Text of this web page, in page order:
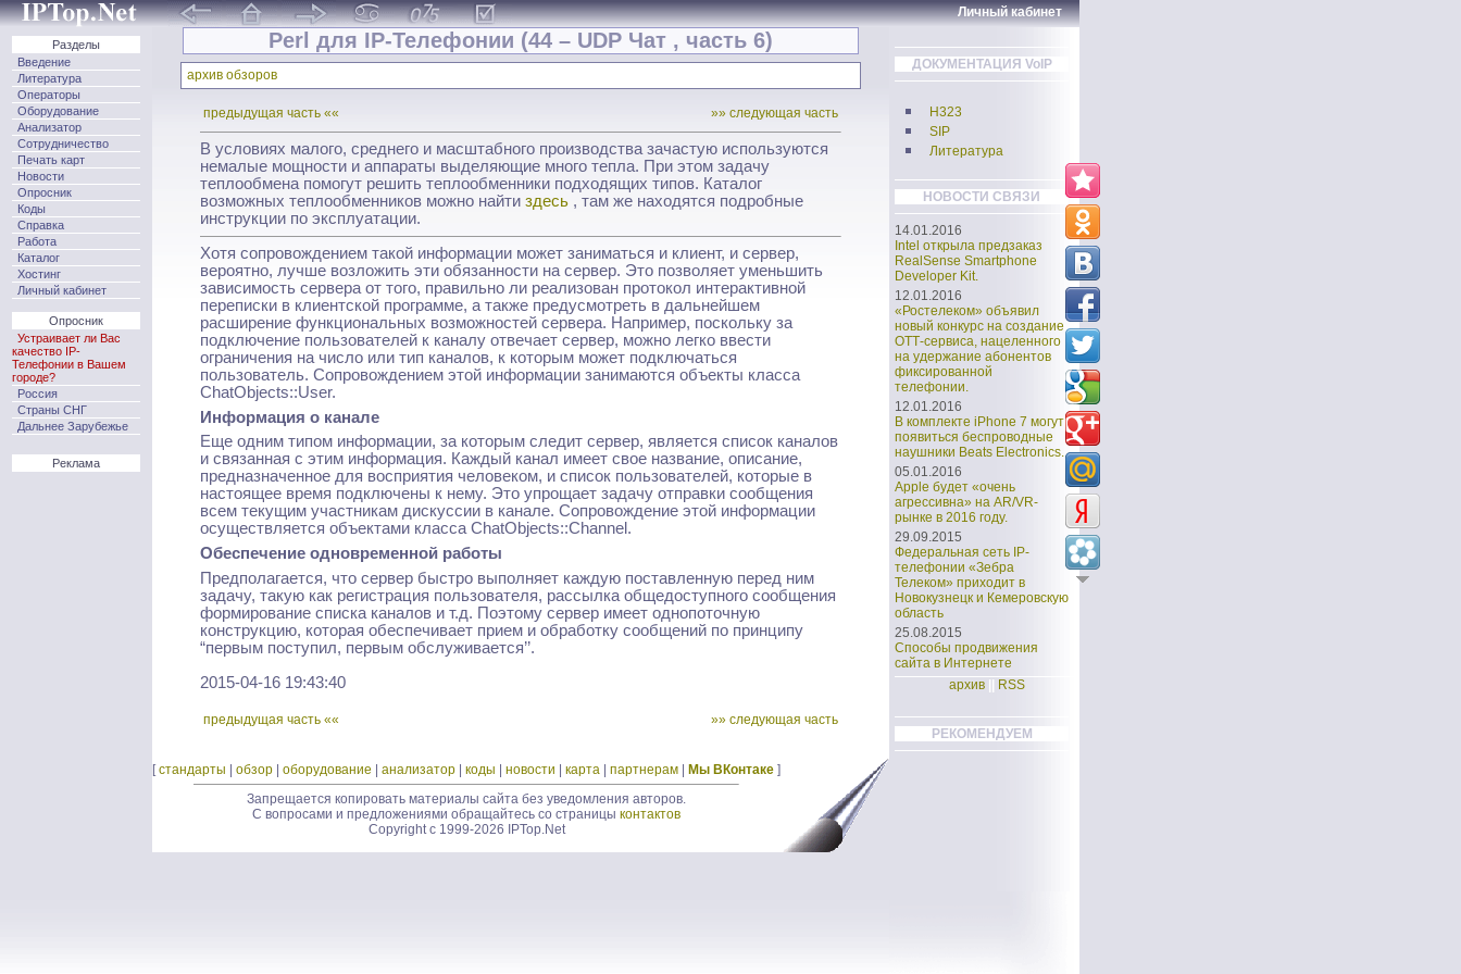
Личный кабинет
Разделы
Введение
Литература
Операторы
Оборудование
Анализатор
Сотрудничество
Печать карт
Новости
Опросник
Коды
Справка
Работа
Каталог
Хостинг
Личный кабинет
Опросник
Устраивает ли Вас
качество IP-
Телефонии в Вашем
городе?
Россия
Страны СНГ
Дальнее Зарубежье
Реклама
Perl для IP-Телефонии (44 – UDP Чат , часть 6)
архив обзоров
предыдущая часть «« »» следующая часть
В условиях малого, среднего и масштабного производства зачастую используются
немалые мощности и аппараты выделяющие много тепла. При этом задачу
теплообмена помогут решить теплообменники подходящих типов. Каталог
возможных теплообменников можно найти здесь , там же находятся подробные
инструкции по эксплуатации.
Хотя сопровождением такой информации может заниматься и клиент, и сервер,
вероятно, лучше возложить эти обязанности на сервер. Это позволяет уменьшить
зависимость сервера от того, правильно ли реализован протокол интерактивной
переписки в кли­ентской программе, а также предусмотреть в дальнейшем
расширение функциональ­ных возможностей сервера. Например, поскольку за
подключение пользователей к каналу отвечает сервер, можно легко ввести
ограничения на число или тип каналов, к которым может подключаться
пользователь. Сопровождением этой информации занимаются объекты класса
ChatObjects::User.
Информация о канале
Еще одним типом информации, за которым следит сервер, является список каналов
и связанная с этим информация. Каждый канал имеет свое название, описание,
предназначенное для восприятия человеком, и список пользователей, которые в
настоящее время подключены к нему. Это упрощает задачу отправки сообщения
всем текущим участникам дискуссии в канале. Сопровождение этой информации
осуществляется объектами класса ChatObjects::Channel.
Обеспечение одновременной работы
Предполагается, что сервер быстро выполняет каждую поставленную перед ним
задачу, такую как регистрация пользователя, рассылка общедоступного сообщения
формирование списка каналов и т.д. Поэтому сервер имеет однопоточную
конструкцию, которая обеспечивает прием и обработку сообщений по принципу
“первым поступил, первым обслуживается’’.
2015-04-16 19:43:40
предыдущая часть «« »» следующая часть
ДОКУМЕНТАЦИЯ VoIP
H323
SIP
Литература
НОВОСТИ СВЯЗИ
14.01.2016
Intel открыла предзаказ
RealSense Smartphone
Developer Kit.
12.01.2016
«Ростелеком» объявил
новый конкурс на создание
ОТТ-сервиса, нацеленного
на удержание абонентов
фиксированной
телефонии.
12.01.2016
В комплекте iPhone 7 могут
появиться беспроводные
наушники Beats Electronics.
05.01.2016
Apple будет «очень
агрессивна» на AR/VR-
рынке в 2016 году.
29.09.2015
Федеральная сеть IP-
телефонии «Зебра
Телеком» приходит в
Новокузнецк и Кемеровскую
область
25.08.2015
Способы продвижения
сайта в Интернете
архив
RSS
РЕКОМЕНДУЕМ
[стандарты обзор оборудование анализатор коды новости карта партнерам Мы ВКонтаке ]
Запрещается копировать материалы сайта без уведомления авторов.
С вопросами и предложениями обращайтесь со страницы контактов
Copyright c 1999-2026 IPTop.Net